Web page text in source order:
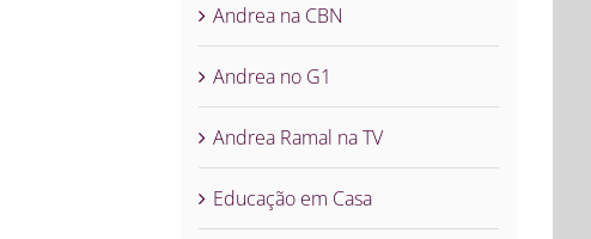
Andrea na CBN
Andrea no G1
Andrea Ramal na TV
Educação em Casa